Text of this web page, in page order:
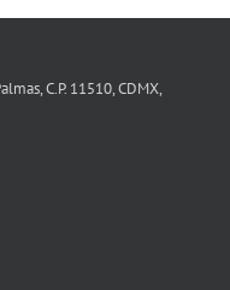
C.P. 11510, CDMX,